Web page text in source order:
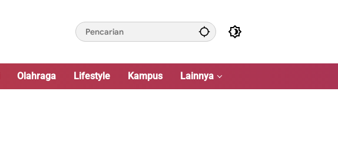
Olahraga Lifestyle Kampus Lainnya